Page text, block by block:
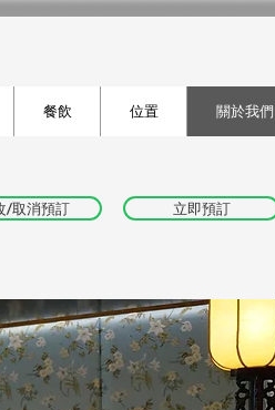
餐飲 位置 關於我們
/取消預訂 立即預訂